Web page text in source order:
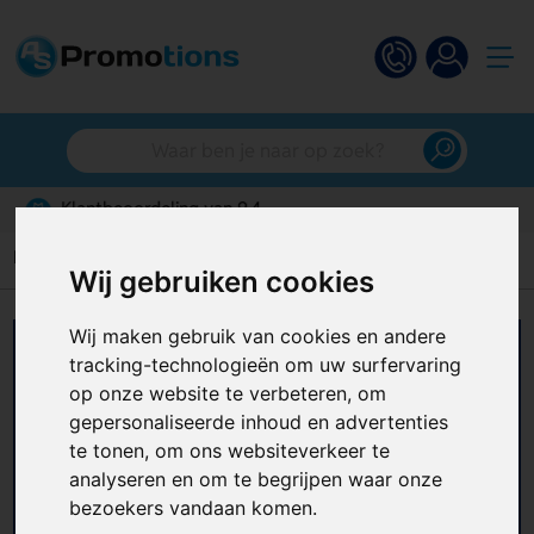
Wij gebruiken cookies
Wij maken gebruik van cookies en andere
tracking-technologieën om uw surfervaring
op onze website te verbeteren, om
gepersonaliseerde inhoud en advertenties
te tonen, om ons websiteverkeer te
analyseren en om te begrijpen waar onze
bezoekers vandaan komen.
Gratis digitaal ontwerp
Home
Shakebekers bedrukken
Zoek je een relatiegeschenk dat sportief,
praktisch en dagelijks bruikbaar is? Met
shakebekers bedrukken kies je voor een
promotieartikel dat perfect past bij sportscholen,
vitaliteitscampagnes, events en onboarding
+ Lees meer